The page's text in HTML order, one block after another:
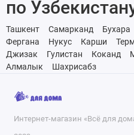
по
Ташкент Самарканд Бухара
Фергана
Нукус Карши
Джизак
Гулистан Коканд
Алмалык
Шахрисабз
Интернет-магазин «Всё для